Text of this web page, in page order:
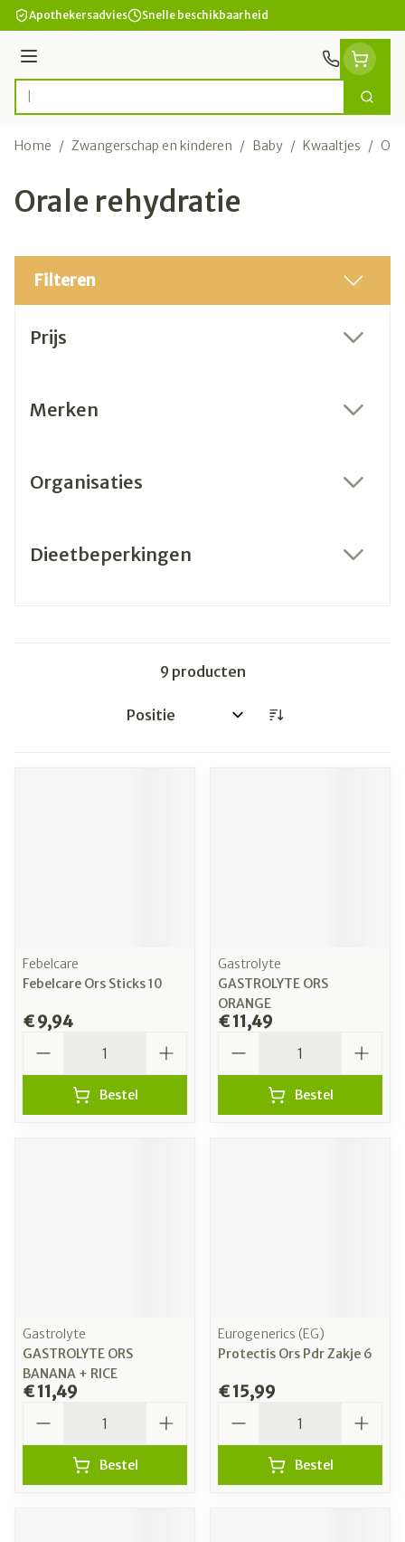
Ga naar de inhoud
Apothekersadvies Snelle beschikbaarheid
Menu
Product, merk, categorie... Zoek
Home / Zwangerschap en kinderen / Baby / Kwaaltjes /
Orale rehydratie
Filteren
Prijs
Merken
Organisaties
Dieetbeperkingen
9 producten
Sorteer op:
Febelcare
Febelcare Ors Sticks 10
€ 9,94
Bestel
Gastrolyte
GASTROLYTE ORS
ORANGE
€ 11,49
Bestel
Gastrolyte
GASTROLYTE ORS
BANANA + RICE
€ 11,49
Bestel
Eurogenerics (EG)
Protectis Ors Pdr Zakje 6
€ 15,99
Bestel